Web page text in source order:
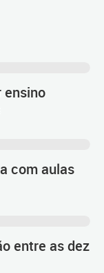
ensino
com aulas
entre as dez